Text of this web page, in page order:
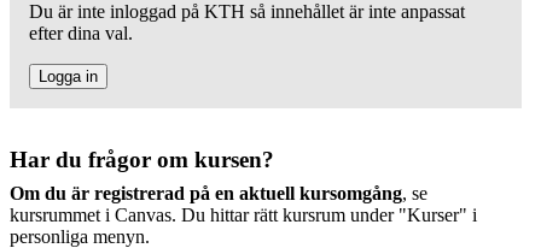
Du är inte inloggad på KTH så innehållet är inte anpassat
efter dina val.
Logga in
Har du frågor om kursen?
Om du är registrerad på en aktuell kursomgång, se
kursrummet i Canvas. Du hittar rätt kursrum under "Kurser" i
personliga menyn.